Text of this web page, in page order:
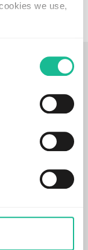
we use,
be used in your
to be tracked.